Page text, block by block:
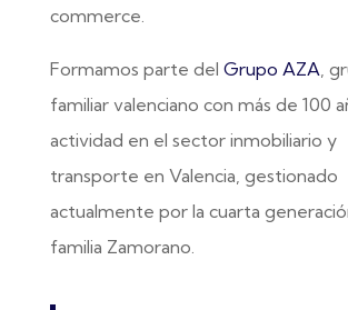
commerce.
Formamos parte del Grupo AZA,
familiar valenciano con más de 100
actividad en el sector inmobiliario y
transporte en Valencia, gestionado
actualmente por la cuarta
familia Zamorano.